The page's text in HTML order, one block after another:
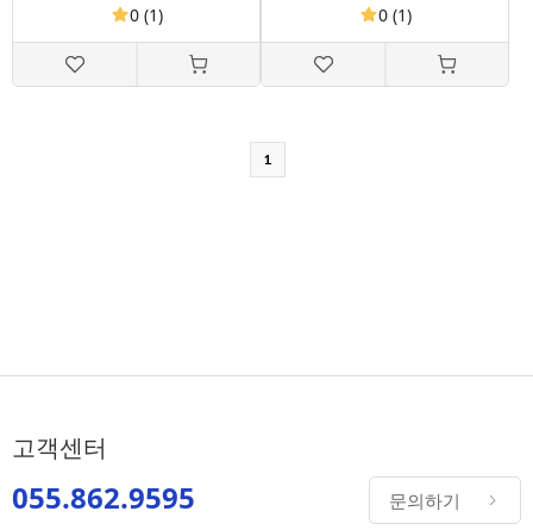
0 (1) 0 (1)
1
고객센터
055.862.9595 문의하기